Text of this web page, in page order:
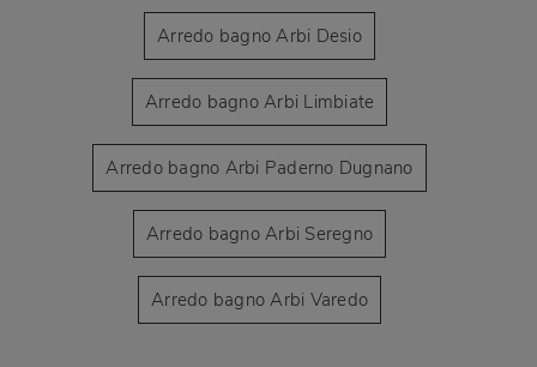
Arredo bagno Arbi Desio
Arredo bagno Arbi Limbiate
Arredo bagno Arbi Paderno Dugnano
Arredo bagno Arbi Seregno
Arredo bagno Arbi Varedo